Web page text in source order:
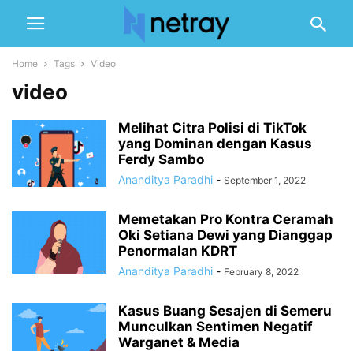
Home Tags Video
video
Melihat Citra Polisi di TikTok
yang Dominan dengan Kasus
Ferdy Sambo
Ananditya Paradhi - September 1, 2022
Memetakan Pro Kontra Ceramah
Oki Setiana Dewi yang Dianggap
Penormalan KDRT
Ananditya Paradhi - February 8, 2022
Kasus Buang Sesajen di Semeru
Munculkan Sentimen Negatif
Warganet & Media